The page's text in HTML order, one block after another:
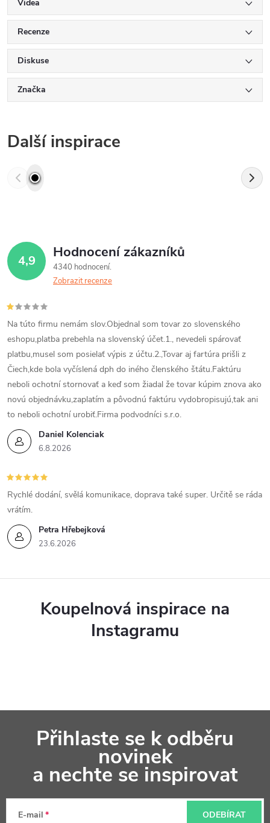
Videa
Recenze
Diskuse
Značka
Další inspirace
4,9 Hodnocení zákazníků
4340 hodnocení
Zobrazit recenze
Daniel Kolenciak
6.8.2026
Na túto firmu nemám slov.Objednal som tovar zo slovenského
eshopu,platba prebehla na slovenský účet.1., nevedeli spárovať
platbu,musel som posielať výpis z účtu.2.,Tovar aj fartúra prišli z
Čiech,kde bola vyčíslená dph do iného členského štátu.Faktúru
neboli ochotní stornovať a keď som žiadal že tovar kúpim znova ako
novú objednávku,zaplatím a pôvodnú faktúru vydobropisujú,tak ani
to neboli ochotní urobiť.Firma podvodníci s.r.o.
Petra Hřebejková
23.6.2026
Rychlé dodání, svělá komunikace, doprava také super. Určitě se ráda
vrátím.
Koupelnová inspirace na
Instagramu
a
Přihlaste se k odběru
novinek
a nechte se inspirovat
E-mail ODEBÍRAT